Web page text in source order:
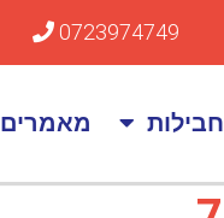
0723974749
מאמרים